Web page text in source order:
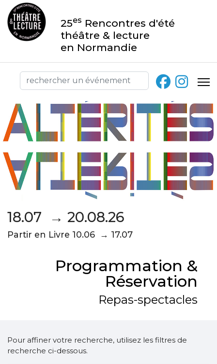
25es Rencontres d'été
théâtre & lecture
en Normandie
18.07 → 20.08.26
Partir en Livre 10.06 → 17.07
Programmation &
Réservation
Repas-spectacles
Pour affiner votre recherche, utilisez les filtres de
recherche ci-dessous.